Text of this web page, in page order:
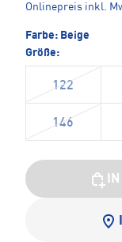
Onlinepreis inkl.
Farbe: Beige
Größe:
122
146